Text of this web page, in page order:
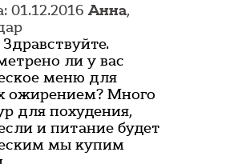
01.12.2016Анна,
Здравствуйте.
ли у вас
меню для
ожирением? Много
для похудения,
и питание будет
мы купим